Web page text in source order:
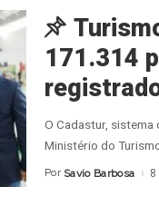
171.314
O Cadastur,
Ministério do
Posted
Por Savio Barbosa